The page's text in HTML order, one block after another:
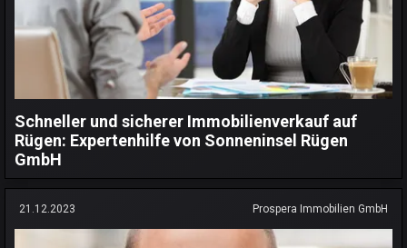
Schneller und sicherer Immobilienverkauf auf
Rügen: Expertenhilfe von Sonneninsel Rügen
GmbH
21.12.2023 Prospera Immobilien GmbH